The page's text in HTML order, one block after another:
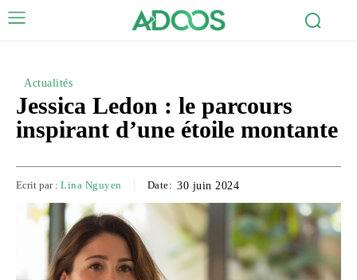
Actualités
Jessica Ledon : le parcours
inspirant d’une étoile montante
Ecrit par : Lina Nguyen Date: 30 juin 2024